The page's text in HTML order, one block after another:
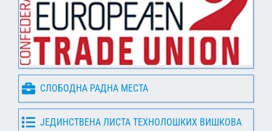
СЛОБОДНА РАДНА МЕСТА
ЈЕДИНСТВЕНА ЛИСТА ТЕХНОЛОШКИХ ВИШКОВА